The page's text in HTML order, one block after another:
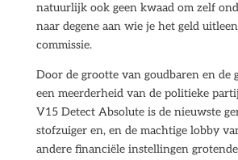
natuurlijk ook geen kwaad om zelf
naar degene aan wie je het geld
commissie.
Door de grootte van goudbaren en de
een meerderheid van de politieke
V15 Detect Absolute is de nieuwste
stofzuiger en, en de machtige lobby
andere financiële instellingen